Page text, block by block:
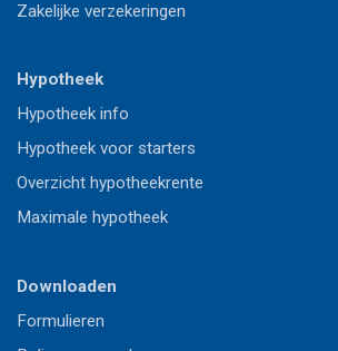
Zakelijke verzekeringen
Hypotheek
Hypotheek info
Hypotheek voor starters
Overzicht hypotheekrente
Maximale hypotheek
Downloaden
Formulieren